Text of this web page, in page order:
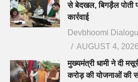
से बेदखल, बिगड़ैल पोती
कार्रवाई
Devbhoomi
AUGUST 4, 2026
मुख्यमंत्री धामी ने दी
करोड़ की योजनाओं की